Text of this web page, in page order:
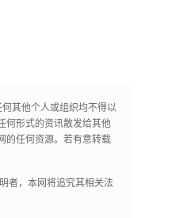
其他个人或组织均不得以
何形式的资讯散发给其他
的任何资源。若有意转载
者，本网将追究其相关法